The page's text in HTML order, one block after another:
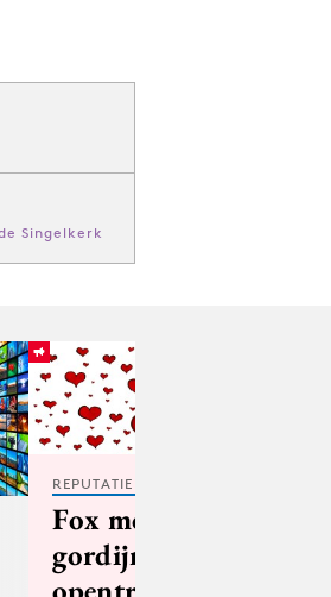
Singelkerk
REPUTATIE & CRISIS
Fox moet de
gordijnen